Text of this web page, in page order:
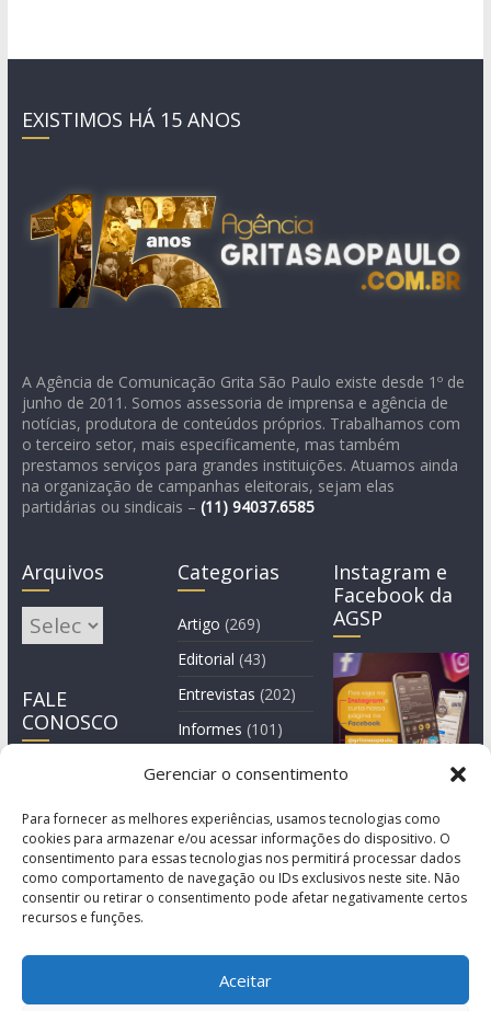
Gerenciar o consentimento
Para fornecer as melhores experiências, usamos tecnologias como
cookies para armazenar e/ou acessar informações do dispositivo. O
consentimento para essas tecnologias nos permitirá processar dados
como comportamento de navegação ou IDs exclusivos neste site. Não
consentir ou retirar o consentimento pode afetar negativamente certos
recursos e funções.
Aceitar
EXISTIMOS HÁ 15 ANOS
A Agência de Comunicação Grita São Paulo existe desde 1º de
junho de 2011. Somos assessoria de imprensa e agência de
notícias, produtora de conteúdos próprios. Trabalhamos com
o terceiro setor, mais especificamente, mas também
prestamos serviços para grandes instituições. Atuamos ainda
na organização de campanhas eleitorais, sejam elas
partidárias ou sindicais – (11) 94037.6585
Arquivos
Arquivos
FALE
CONOSCO
Categorias
Artigo (269)
Editorial (43)
Entrevistas (202)
Informes (101)
Instagram e
Facebook da
AGSP